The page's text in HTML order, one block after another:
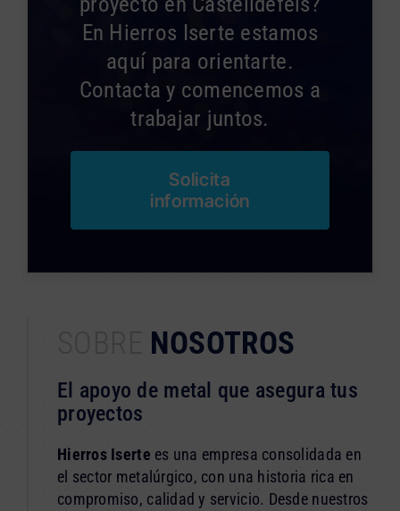
En Hierros Iserte estamos
aquí para orientarte.
Contacta y comencemos a
trabajar juntos.
Solicita
información
NOSOTROS
El apoyo de metal que asegura tus
proyectos
Hierros Iserte es una empresa consolidada en
el sector metalúrgico, con una historia rica en
compromiso, calidad y servicio. Desde nuestros